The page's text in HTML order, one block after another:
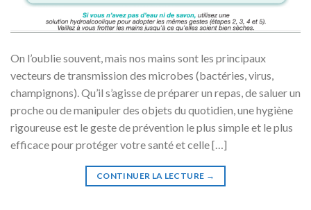
On l’oublie souvent, mais nos mains sont les principaux
vecteurs de transmission des microbes (bactéries, virus,
champignons). Qu’il s’agisse de préparer un repas, de saluer un
proche ou de manipuler des objets du quotidien, une hygiène
rigoureuse est le geste de prévention le plus simple et le plus
efficace pour protéger votre santé et celle […]
CONTINUER LA LECTURE →